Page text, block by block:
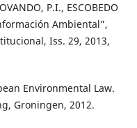
P.I., ESCOBEDO
Ambiental”,
Iss. 29, 2013,
Environmental Law.
Groningen, 2012.